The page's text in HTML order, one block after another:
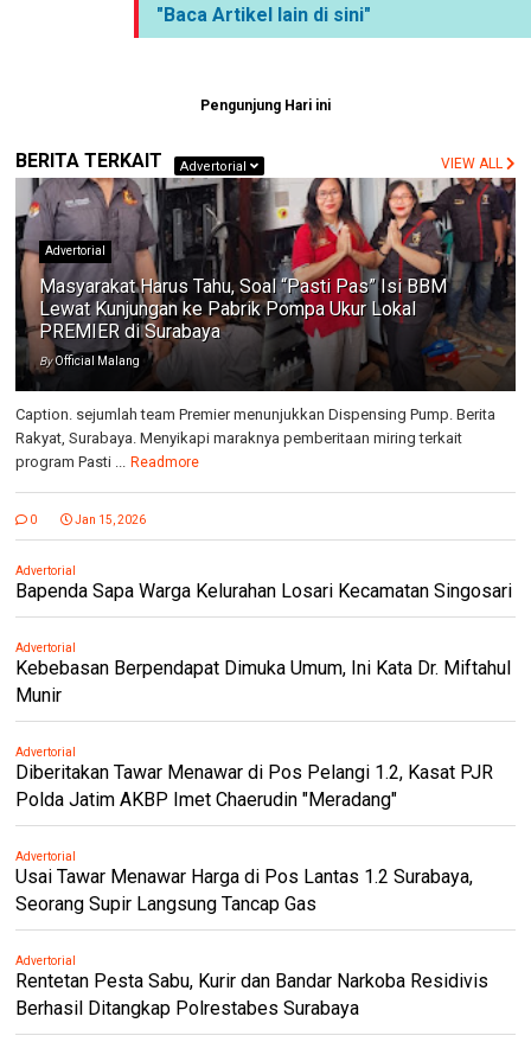
"Baca Artikel lain di sini"
Pengunjung Hari ini
BERITA TERKAIT Advertorial VIEW ALL
Advertorial
Masyarakat Harus Tahu, Soal “Pasti Pas” Isi BBM
Lewat Kunjungan ke Pabrik Pompa Ukur Lokal
PREMIER di Surabaya
ByOfficial Malang
Caption. sejumlah team Premier menunjukkan Dispensing Pump. Berita
Rakyat, Surabaya. Menyikapi maraknya pemberitaan miring terkait
program Pasti ... Readmore
0 Jan 15, 2026
Advertorial
Bapenda Sapa Warga Kelurahan Losari Kecamatan Singosari
Advertorial
Kebebasan Berpendapat Dimuka Umum, Ini Kata Dr. Miftahul
Munir
Advertorial
Diberitakan Tawar Menawar di Pos Pelangi 1.2, Kasat PJR
Polda Jatim AKBP Imet Chaerudin "Meradang"
Advertorial
Usai Tawar Menawar Harga di Pos Lantas 1.2 Surabaya,
Seorang Supir Langsung Tancap Gas
Advertorial
Rentetan Pesta Sabu, Kurir dan Bandar Narkoba Residivis
Berhasil Ditangkap Polrestabes Surabaya